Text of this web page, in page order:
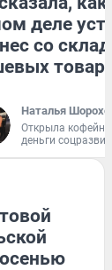
деле
со
Наталья
Открыла
деньги